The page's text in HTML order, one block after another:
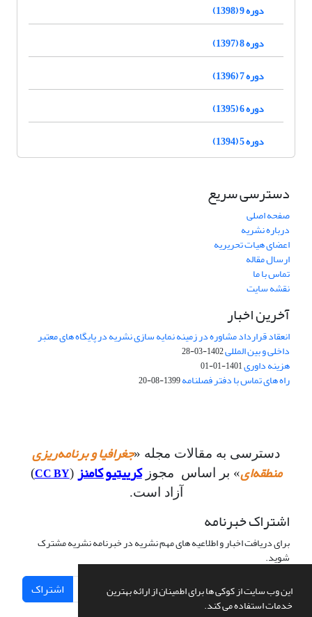
این وب سایت از کوکی ها برای اطمینان از ارائه بهترین
خدمات استفاده می کند.
دوره 9 (1398)
دوره 8 (1397)
دوره 7 (1396)
دوره 6 (1395)
دوره 5 (1394)
دسترسی سریع
صفحه اصلی
درباره نشریه
اعضای هیات تحریریه
ارسال مقاله
تماس با ما
نقشه سایت
آخرین اخبار
انعقاد قرارداد مشاوره در زمینه نمایه سازی نشریه در پایگاه های معتبر
داخلی و بین المللی1402-03-28
هزینه داوری1401-01-01
راه های تماس با دفتر فصلنامه1399-08-20
دسترسی به مقالات مجله «جغرافیا و برنامه‌ریزی
منطقه‌ای» بر اساس مجوزکرییتیو کامنز (
CC BY
)
آزاد است.
اشتراک خبرنامه
برای دریافت اخبار و اطلاعیه های مهم نشریه در خبرنامه نشریه مشترک
شوید.
اشتراک